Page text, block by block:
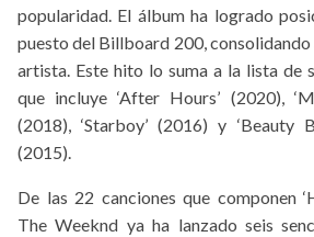
popularidad. El álbum ha logrado
puesto del Billboard 200, consolidando
artista. Este hito lo suma a la lista de
que incluye ‘After Hours’ (2020),
(2018), ‘Starboy’ (2016) y ‘Beauty
(2015).
De las 22 canciones que componen
The Weeknd ya ha lanzado seis